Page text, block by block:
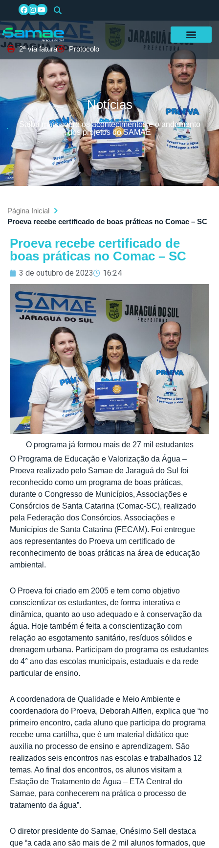
2ª via fatura Protocolo
Notícias
Saiba mais sobre os acontecimentos e o andamento
dos projetos do SAMAE
Página Inicial
Proeva recebe certificado de boas práticas no Comac – SC
Proeva recebe certificado de
boas práticas no Comac – SC
3 de outubro de 2023 16:24
O programa já formou mais de 27 mil estudantes
O Programa de Educação e Valorização da Água –
Proeva realizado pelo Samae de Jaraguá do Sul foi
reconhecido como um programa de boas práticas,
durante o Congresso de Municípios, Associações e
Consórcios de Santa Catarina (Comac-SC), realizado
pela Federação dos Consórcios, Associações e
Municípios de Santa Catarina (FECAM). Foi entregue
aos representantes do Proeva um certificado de
reconhecimento de boas práticas na área de educação
ambiental.
O Proeva foi criado em 2005 e tem como objetivo
conscientizar os estudantes, de forma interativa e
dinâmica, quanto ao uso adequado e à conservação da
água. Hoje também é feita a conscientização com
relação ao esgotamento sanitário, resíduos sólidos e
drenagem urbana. Participam do programa os estudantes
do 4° ano das escolas municipais, estaduais e da rede
particular de ensino.
A coordenadora de Qualidade e Meio Ambiente e
coordenadora do Proeva, Deborah Alflen, explica que “no
primeiro encontro, cada aluno que participa do programa
recebe uma cartilha, que é um material didático que
auxilia no processo de ensino e aprendizagem. São
realizados seis encontros nas escolas e trabalhados 12
temas. Ao final dos encontros, os alunos visitam a
Estação de Tratamento de Água – ETA Central do
Samae, para conhecerem na prática o processo de
tratamento da água”.
O diretor presidente do Samae, Onésimo Sell destaca
que “a cada ano são mais de 2 mil alunos formados, que